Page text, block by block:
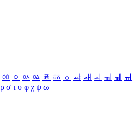
ㆀ ㆁ ㆂ ㆃ ㆄ ㆅ ㆆ ㆇ ㆈ ㆉ ㆊ ㆋ ㆌ
ρ σ τ υ φ χ ψ ω